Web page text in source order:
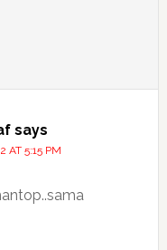
says
AT 5:15 PM